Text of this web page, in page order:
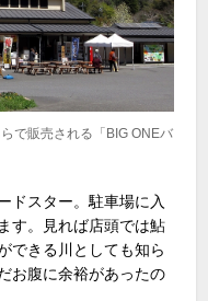
で販売される「BIG ONEバ
ドスター。駐車場に入
す。見れば店頭では鮎
できる川としても知ら
お腹に余裕があったの